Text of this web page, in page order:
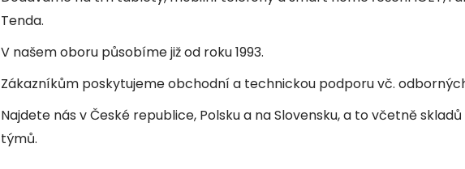
Tenda.
V našem oboru působíme již od roku 1993.
Zákazníkům poskytujeme obchodní a technickou podporu vč.
Najdete nás v České republice, Polsku a na Slovensku, a to včetně
týmů.